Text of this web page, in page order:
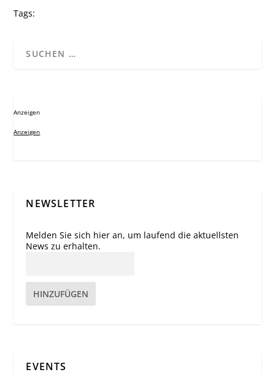
Tags:
Anzeigen
Anzeigen
NEWSLETTER
Melden Sie sich hier an, um laufend die aktuellsten
News zu erhalten.
HINZUFÜGEN
EVENTS